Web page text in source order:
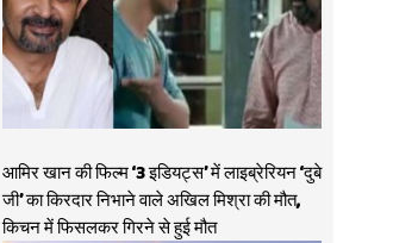
आमिर खान की फिल्म ‘3 इडियट्स’ में लाइब्रेरियन ‘दुबे
जी’ का किरदार निभाने वाले अखिल मिश्रा की मौत,
किचन में फिसलकर गिरने से हुई मौत